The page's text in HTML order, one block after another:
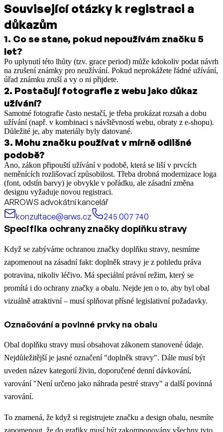
Související otázky k registraci a
důkazům
1. Co se stane, pokud nepoužívám značku 5
let?
Po uplynutí této lhůty (tzv. grace period) může kdokoliv podat návrh
na zrušení známky pro neužívání. Pokud neprokážete řádné užívání,
úřad známku zruší a vy o ni přijdete.
2. Postačují fotografie z webu jako důkaz
užívání?
Samotné fotografie často nestačí, je třeba prokázat rozsah a dobu
užívání (např. v kombinaci s návštěvností webu, obraty z e-shopu).
Důležité je, aby materiály byly datované.
3. Mohu značku používat v mírně odlišné
podobě?
Ano, zákon připouští užívání v podobě, která se liší v prvcích
neměnících rozlišovací způsobilost. Třeba drobná modernizace loga
(font, odstín barvy) je obvykle v pořádku, ale zásadní změna
designu vyžaduje novou registraci.
ARROWS advokátní kancelář
konzultace@arws.cz
245 007 740
Specifika ochrany značky doplňku stravy
Když se zabýváme ochranou značky doplňku stravy, nesmíme
zapomenout na zásadní fakt: doplněk stravy je z pohledu práva
potravina, nikoliv léčivo. Má speciální právní režim, který se
promítá i do ochrany značky a obalu. Nejde jen o to, aby byl obal
vizuálně atraktivní – musí splňovat přísné legislativní požadavky.
Označování a povinné prvky na obalu
Obal doplňku stravy musí obsahovat zákonem stanovené údaje.
Nejdůležitější je jasné označení "doplněk stravy". Dále musí být
uveden název kategorií živin, doporučené denní dávkování,
varování "Není určeno jako náhrada pestré stravy" a další povinná
varování.
To znamená, že když si registrujete značku a design obalu, nesmíte
zapomenout, že do grafiky musí být zakomponovány všechny tyto